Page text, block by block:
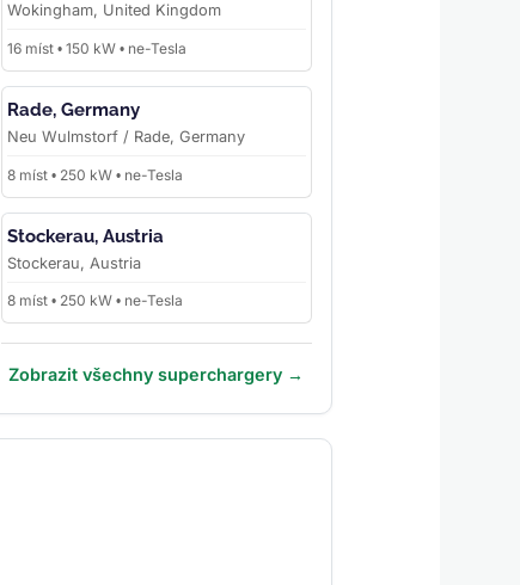
Wokingham, United Kingdom
16 míst • 150 kW • ne-Tesla
Rade, Germany
Neu Wulmstorf / Rade, Germany
8 míst • 250 kW • ne-Tesla
Stockerau, Austria
Stockerau, Austria
8 míst • 250 kW • ne-Tesla
Zobrazit všechny superchargery →